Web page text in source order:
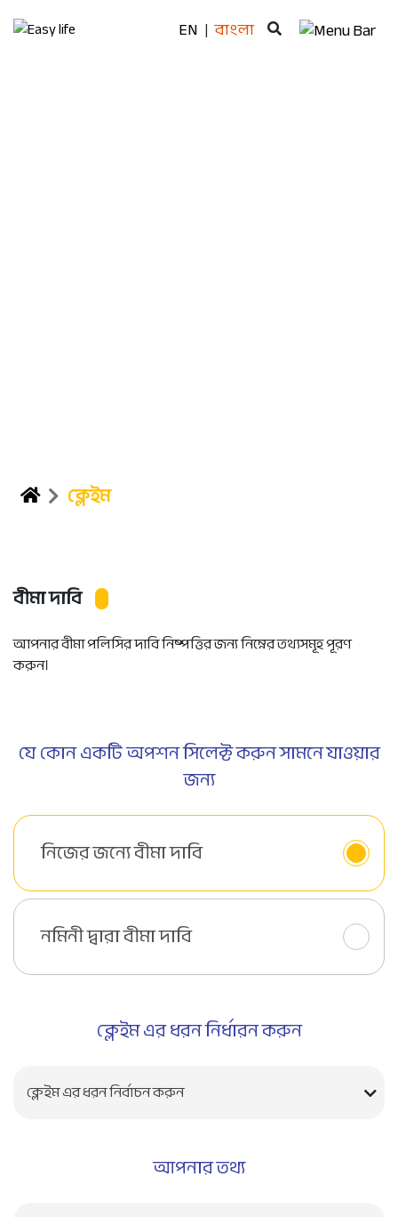
EN | বাংলা
ক্লেইম
বীমা দাবি
আপনার বীমা পলিসির দাবি নিষ্পত্তির জন্য নিম্নের তথ্যসমূহ পূরণ
করুন।
যে কোন একটি অপশন সিলেক্ট করুন সামনে যাওয়ার
জন্য
নিজের জন্যে বীমা দাবি
নমিনী দ্বারা বীমা দাবি
ক্লেইম এর ধরন নির্ধারন করুন
ক্লেইম এর ধরন নির্বাচন করুন
আপনার তথ্য